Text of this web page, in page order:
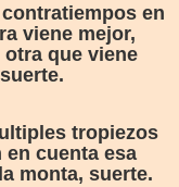
contratiempos en
viene mejor,
otra que viene
tropiezos
en cuenta esa
monta, suerte.